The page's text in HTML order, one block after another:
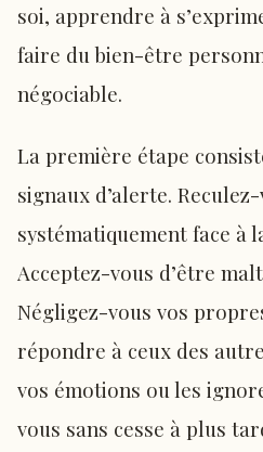
soi, apprendre à
faire du bien-être
négociable.
La première étape
signaux d’alerte.
systématiquement face à
Acceptez-vous d’être
Négligez-vous vos
répondre à ceux des
vos émotions ou les
vous sans cesse à plus